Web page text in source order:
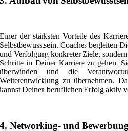
Einer der stärksten Vorteile des
Selbstbewusstsein. Coaches begleiten
und Verfolgung konkreter Ziele,
Schritte in Deiner Karriere zu gehen.
überwinden und die
Weiterentwicklung zu übernehmen.
kannst Deinen beruflichen Erfolg aktiv
4. Networking- und